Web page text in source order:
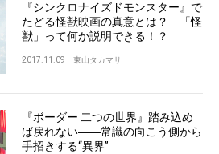
『シンクロナイズドモンスター』で
たどる怪獣映画の真意とは？ 「怪
獣」って何か説明できる！？
2017.11.09 東山タカマサ
『ボーダー 二つの世界』踏み込め
ば戻れない――常識の向こう側から
手招きする“異界”